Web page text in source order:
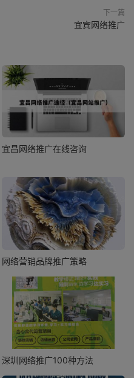
下一篇
宜宾网络推广
宜昌网络推广在线咨询
网络营销品牌推广策略
深圳网络推广100种方法